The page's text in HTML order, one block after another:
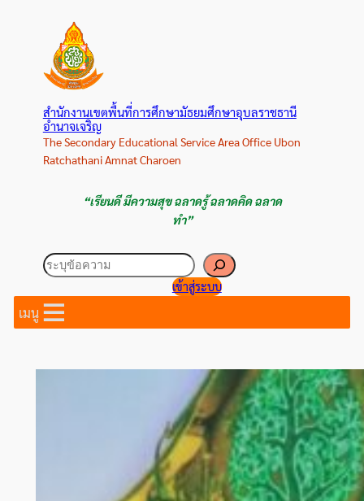
สำนักงานเขตพื้นที่การศึกษามัธยมศึกษาอุบลราชธานี
อำนาจเจริญ
The Secondary Educational Service Area Office Ubon
Ratchathani Amnat Charoen
“เรียนดี มีความสุข ฉลาดรู้ ฉลาดคิด ฉลาด
ทำ”
ค้นหา
เข้าสู่ระบบ
เมนู